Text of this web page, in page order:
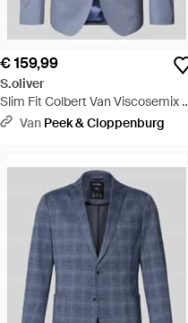
€ 159,99
S.oliver
Slim Fit Colbert Van Viscosemix -
Blauw
Van Peek & Cloppenburg